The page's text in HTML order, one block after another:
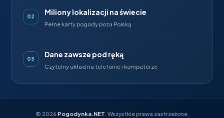
02 Miliony lokalizacji na świecie
Pełne karty pogody poza Polską
03 Dane zawsze pod ręką
Czytelny układ na telefonie i komputerze
© 2026 Pogodynka.NET . Wszystkie prawa zastrzeżone.